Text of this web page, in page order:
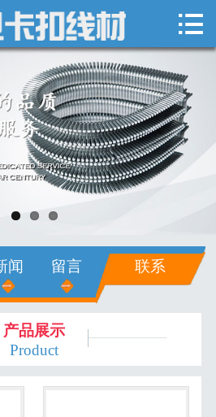
 网站首页
关于我们
新闻中心
产品展示
销售网络
在线留言
联系我们

闻 留言 联系
产品展示
Product